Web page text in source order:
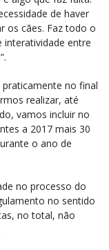
de haver
os cães. Faz todo o
interatividade entre
no final
realizar, até
vamos incluir no
a 2017 mais 30
o ano de
no processo do
no sentido
no total, não